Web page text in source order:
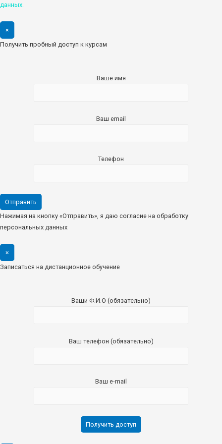
данных.
×
Получить пробный доступ к курсам
Ваше имя
Ваш email
Телефон
Нажимая на кнопку «Отправить», я даю согласие на обработку
персональных данных
×
Записаться на дистанционное обучение
Ваши Ф.И.О (обязательно)
Ваш телефон (обязательно)
Ваш e-mail